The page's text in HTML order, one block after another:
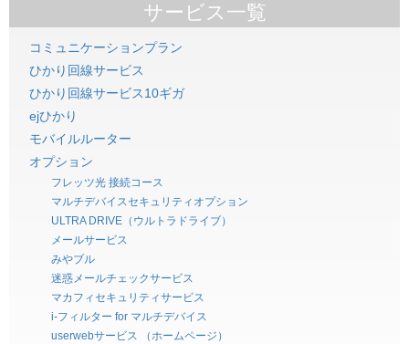
サービス一覧
コミュニケーションプラン
ひかり回線サービス
ひかり回線サービス10ギガ
ejひかり
モバイルルーター
オプション
フレッツ光 接続コース
マルチデバイスセキュリティオプション
ULTRA DRIVE（ウルトラドライブ）
メールサービス
みやブル
迷惑メールチェックサービス
マカフィセキュリティサービス
i-フィルター for マルチデバイス
userwebサービス （ホームページ）